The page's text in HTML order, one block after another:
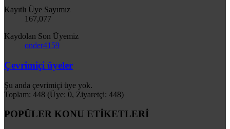
Kayıtlı Üye Sayımız
167,077
Kaydolan Son Üyemiz
onder4159
Çevrimiçi üyeler
Şu anda çevrimiçi üye yok.
Toplam: 448 (Üye: 0, Ziyaretçi: 448)
POPÜLER KONU ETİKETLERİ